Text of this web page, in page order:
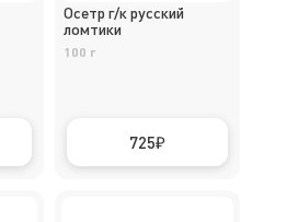
Осетр г/к русский
ломтики
100 г
725